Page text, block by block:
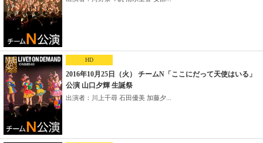
HD
2016年10月25日（火） チームN「ここにだって天使はいる」
公演 山口夕輝 生誕祭
出演者：川上千尋 石田優美 加藤夕...